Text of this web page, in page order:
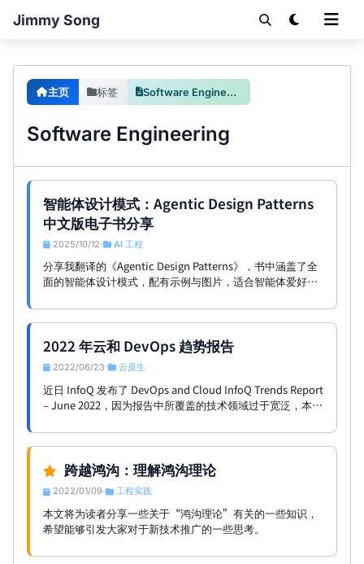
Jimmy Song
主页 标签 Software Engineering
Software Engineering
智能体设计模式：Agentic Design Patterns
中文版电子书分享
2025/10/12 • AI 工程
分享我翻译的《Agentic Design Patterns》，书中涵盖了全
面的智能体设计模式，配有示例与图片，适合智能体爱好者
2022 年云和 DevOps 趋势报告
2022/06/23 • 云原生
近日 InfoQ 发布了 DevOps and Cloud InfoQ Trends Report
– June 2022，因为报告中所覆盖的技术领域过于宽泛，本文
跨越鸿沟：理解鸿沟理论
2022/01/09 • 工程实践
本文将为读者分享一些关于“鸿沟理论”有关的一些知识，
希望能够引发大家对于新技术推广的一些思考。